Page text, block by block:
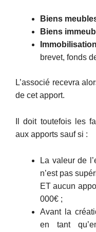
Biens
Biens
brevet, fonds
L’associé recevra
de cet apport.
Il doit toutefois les
aux apports sauf si :
La valeur de
n’est pas
ET aucun
000€ ;
Avant la
en tant